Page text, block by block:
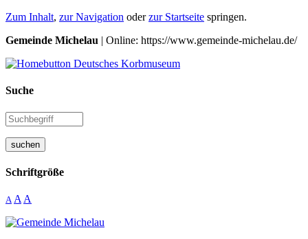
Zum Inhalt, zur Navigation oderzur Startseite springen.
Gemeinde Michelau | Online: https://www.gemeinde-michelau.de/
Suche
suchen
Schriftgröße
A A A